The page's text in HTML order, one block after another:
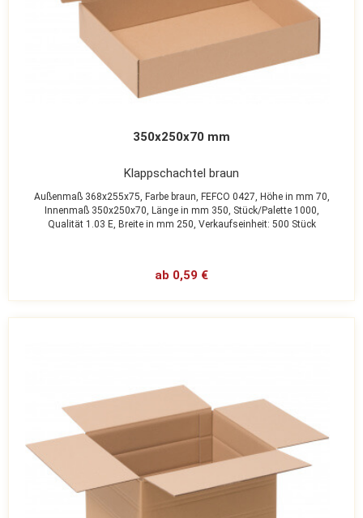
350x250x70 mm
Klappschachtel braun
Außenmaß 368x255x75, Farbe braun, FEFCO 0427, Höhe in mm 70,
Innenmaß 350x250x70, Länge in mm 350, Stück/Palette 1000,
Qualität 1.03 E, Breite in mm 250, Verkaufseinheit: 500 Stück
ab 0,59 €